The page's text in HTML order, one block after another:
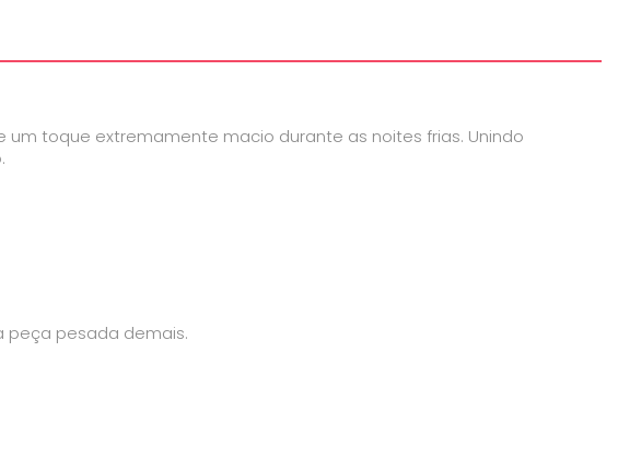
um toque extremamente macio durante as noites frias. Unindo
peça pesada demais.